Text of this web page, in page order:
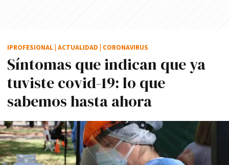
Síntomas que indican que ya
tuviste covid-19: lo que
sabemos hasta ahora
IPROFESIONAL ACTUALIDAD CORONAVIRUS